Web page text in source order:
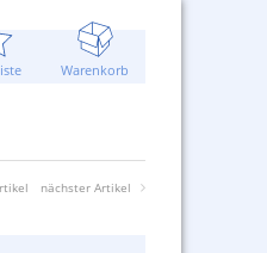
Warenkorb
u.v.m.
nächster Artikel